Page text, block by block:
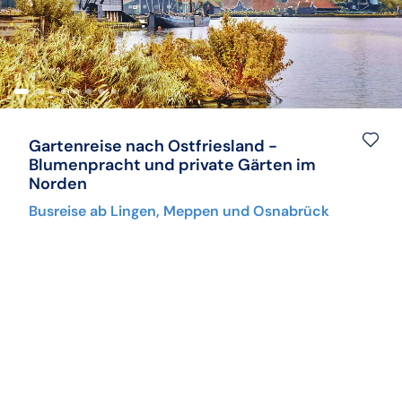
Kulturreisen
Kurzurlaub
Musicalreisen
Nord- & Ostsee
Städtereisen
Reiseziele entdecken
Hochseekreuzfahrten
Mein Schiff Kombireisen
Mein Schiff Kreuzfahrten
Rhein Kreuzfahrten
Mosel-Kreuzfahrten
Gartenreise nach Ostfriesland -
Blumenpracht und private Gärten im
Norden
Busreise ab Lingen, Meppen und Osnabrück